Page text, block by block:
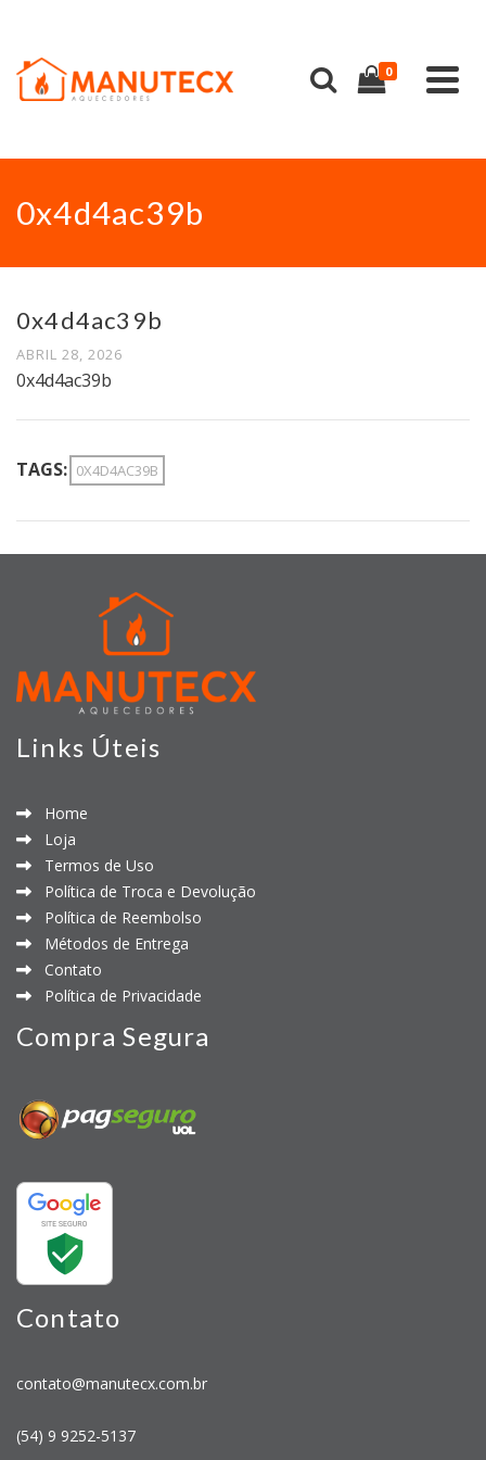
0
0x4d4ac39b
0x4d4ac39b
ABRIL 28, 2026
0x4d4ac39b
TAGS: 0X4D4AC39B
Links Úteis
Home
Loja
Termos de Uso
Política de Troca e Devolução
Política de Reembolso
Métodos de Entrega
Contato
Política de Privacidade
Compra Segura
Contato
contato@manutecx.com.br
(54) 9 9252-5137